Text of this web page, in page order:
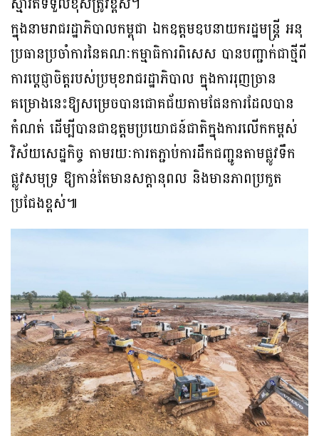
ក្នុងនាមរាជរដ្ឋាភិបាលកម្ពុជា ឯកឧត្តមឧបនាយករដ្ឋមន្ត្រី អនុ
ប្រធានប្រចាំការនៃគណៈកម្មាធិការពិសេស បានបញ្ជាក់ជាថ្មីពី
ការប្តេជ្ញាចិត្តរបស់ប្រមុខរាជរដ្ឋាភិបាល ក្នុងការរុញច្រាន
គម្រោងនេះឱ្យសម្រេចបានជោគជ័យតាមផែនការដែលបាន
កំណត់ ដើម្បីបានជាឧត្តមប្រយោជន៍ជាតិក្នុងការលើកកម្ពស់
វិស័យសេដ្ឋកិច្ច តាមរយៈការតភ្ជាប់ការដឹកជញ្ជូនតាមផ្លូវទឹក
ផ្លូវសមុទ្រ ឱ្យកាន់តែមានសក្តានុពល និងមានភាពប្រកួត
ប្រជែងខ្ពស់៕